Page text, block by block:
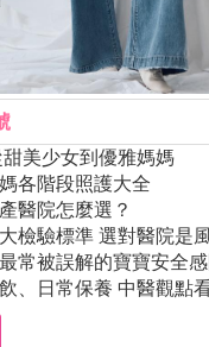
美少女到優雅媽媽
各階段照護大全
醫院怎麼選？
檢驗標準 選對醫院是
常被誤解的寶寶安全
、日常保養 中醫觀點